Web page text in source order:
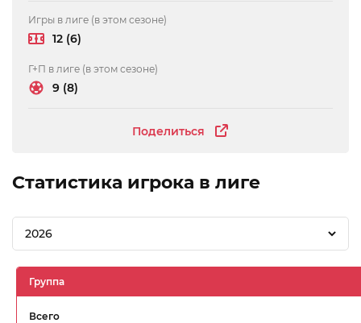
Поделиться
Игры в лиге (в этом сезоне)
12 (6)
Г+П в лиге (в этом сезоне)
9 (8)
Статистика игрока в лиге
2026
Группа
Всего